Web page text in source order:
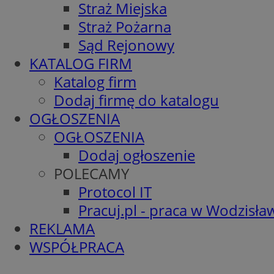
Straż Miejska
Straż Pożarna
Sąd Rejonowy
KATALOG FIRM
Katalog firm
Dodaj firmę do katalogu
OGŁOSZENIA
OGŁOSZENIA
Dodaj ogłoszenie
POLECAMY
Protocol IT
Pracuj.pl - praca w
REKLAMA
WSPÓŁPRACA